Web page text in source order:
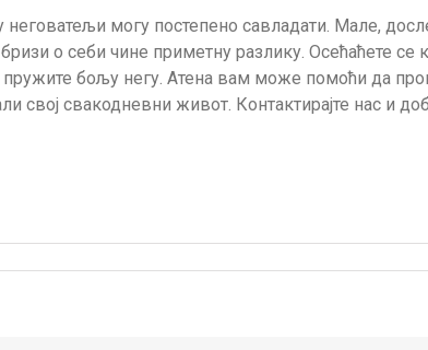
могу постепено савладати. Мале,
о себи чине приметну разлику. Осећаћете се
бољу негу. Атена вам може помоћи да
свој свакодневни живот. Контактирајте нас и